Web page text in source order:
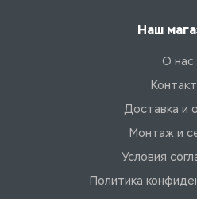
Наш
О нас
Доставка и
Монтаж и
Условия
Политика